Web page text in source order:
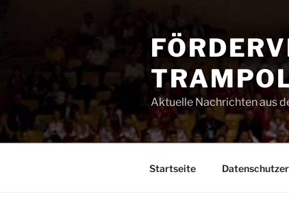
Aktuelle Nachrichten aus
Startseite